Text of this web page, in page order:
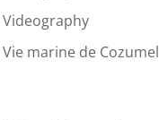
Videography
Vie marine de Cozumel